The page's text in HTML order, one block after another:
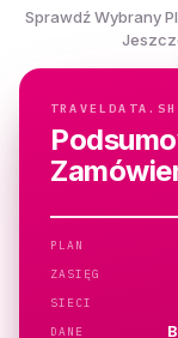
Sprawdź Wybrany
PLAN
ZASIĘG
SIECI
DANE